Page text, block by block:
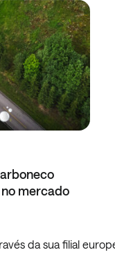
mercado
da sua filial